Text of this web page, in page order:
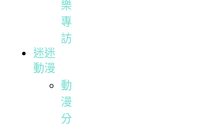
樂
專
訪
迷迷
動漫
動
漫
分